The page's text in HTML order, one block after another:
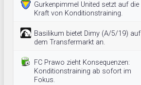
Gurkenpimmel United setzt auf die
Kraft von Konditionstraining.
Basilikum bietet Dimy (A/5/19) auf
dem Transfermarkt an.
FC Prawo zieht Konsequenzen:
Konditionstraining ab sofort im
Fokus.